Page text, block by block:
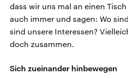
dass wir uns mal an einen
auch immer und sagen: Wo
sind unsere Interessen?
doch zusammen.
Sich zueinander hinbewegen